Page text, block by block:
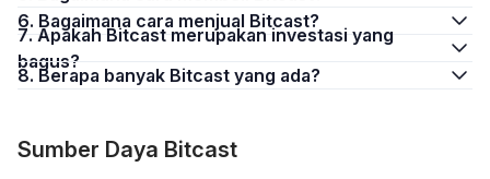
6. Bagaimana cara menjual Bitcast?
7. Apakah Bitcast merupakan investasi yang
bagus?
8. Berapa banyak Bitcast yang ada?
Sumber Daya Bitcast